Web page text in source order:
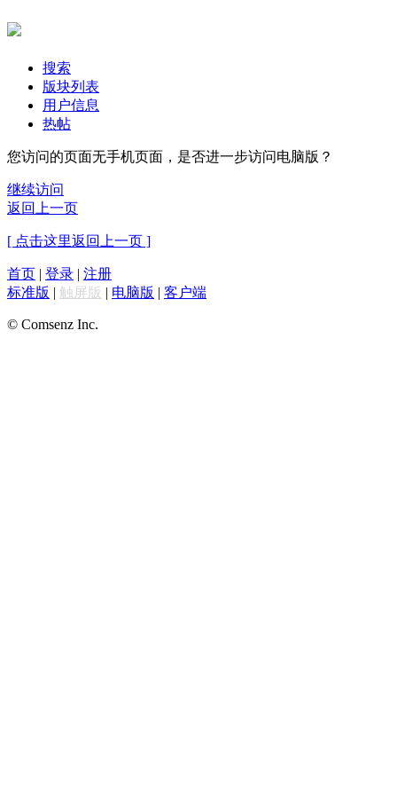
搜索
版块列表
用户信息
热帖
您访问的页面无手机页面，是否进一步访问电脑版？
继续访问
返回上一页
[ 点击这里返回上一页 ]
首页 | 登录 | 注册
标准版 | 触屏版 | 电脑版 | 客户端
© Comsenz Inc.